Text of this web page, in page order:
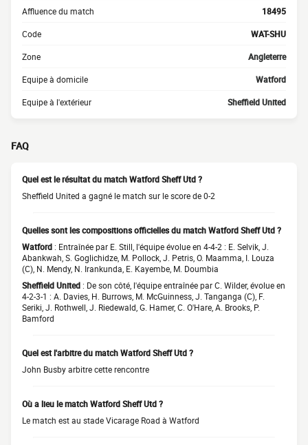
Affluence du match 18495
Code WAT-SHU
Zone Angleterre
Equipe à domicile Watford
Equipe à l'extérieur Sheffield United
FAQ
Quel est le résultat du match Watford Sheff Utd ?
Sheffield United a gagné le match sur le score de 0-2
Quelles sont les compositions officielles du match Watford Sheff Utd ?
Watford : Entraînée par E. Still, l'équipe évolue en 4-4-2 : E. Selvik, J.
Abankwah, S. Goglichidze, M. Pollock, J. Petris, O. Maamma, I. Louza
(C), N. Mendy, N. Irankunda, E. Kayembe, M. Doumbia
Sheffield United : De son côté, l'équipe entraînée par C. Wilder, évolue en
4-2-3-1 : A. Davies, H. Burrows, M. McGuinness, J. Tanganga (C), F.
Seriki, J. Rothwell, J. Riedewald, G. Hamer, C. O'Hare, A. Brooks, P.
Bamford
Quel est l'arbitre du match Watford Sheff Utd ?
John Busby arbitre cette rencontre
Où a lieu le match Watford Sheff Utd ?
Le match est au stade Vicarage Road à Watford